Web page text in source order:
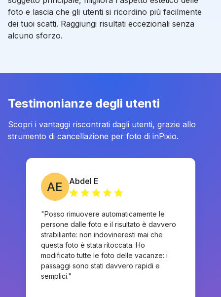
foto e lascia che gli utenti si ricordino più facilmente
dei tuoi scatti. Raggiungi risultati eccezionali senza
alcuno sforzo.
Testimonianze degli utenti
Scopri i vantaggi riscontrati dagli utenti, grazie allo
strumento di cancellazione per foto di inPixio.
AE Abdel E
"Posso rimuovere automaticamente le
persone dalle foto e il risultato è davvero
strabiliante: non indovineresti mai che
questa foto è stata ritoccata. Ho
modificato tutte le foto delle vacanze: i
passaggi sono stati davvero rapidi e
semplici."